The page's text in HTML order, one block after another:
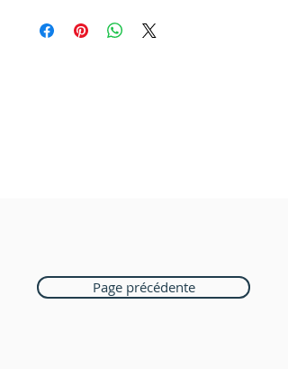
Page précédente